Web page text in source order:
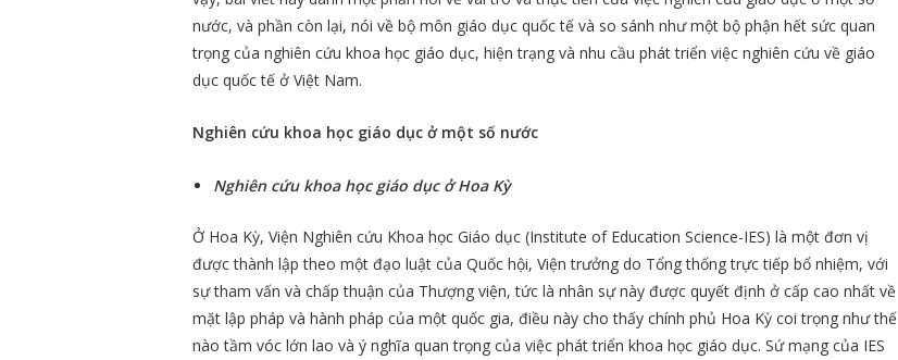
nước, và phần còn lại, nói về bộ môn giáo dục quốc tế và so sánh như một bộ phận hết sức quan
trọng của nghiên cứu khoa học giáo dục, hiện trạng và nhu cầu phát triển việc nghiên cứu về giáo
dục quốc tế ở Việt Nam.
Nghiên cứu khoa học giáo dục ở một số nước
Nghiên cứu khoa học giáo dục ở Hoa Kỳ
Ở Hoa Kỳ, Viện Nghiên cứu Khoa học Giáo dục (Institute of Education Science-IES) là một đơn vị
được thành lập theo một đạo luật của Quốc hội, Viện trưởng do Tổng thống trực tiếp bổ nhiệm, với
sự tham vấn và chấp thuận của Thượng viện, tức là nhân sự này được quyết định ở cấp cao nhất về
mặt lập pháp và hành pháp của một quốc gia, điều này cho thấy chính phủ Hoa Kỳ coi trọng như thế
nào tầm vóc lớn lao và ý nghĩa quan trọng của việc phát triển khoa học giáo dục. Sứ mạng của IES